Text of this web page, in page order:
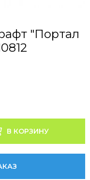
"Портал
В КОРЗИНУ